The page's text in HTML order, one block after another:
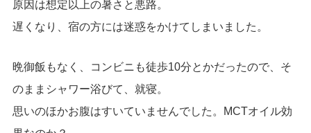
原因は想定以上の暑さと悪路。
遅くなり、宿の方には迷惑をかけてしまいました。
晩御飯もなく、コンビニも徒歩10分とかだったので、そ
のままシャワー浴びて、就寝。
思いのほかお腹はすいていませんでした。MCTオイル効